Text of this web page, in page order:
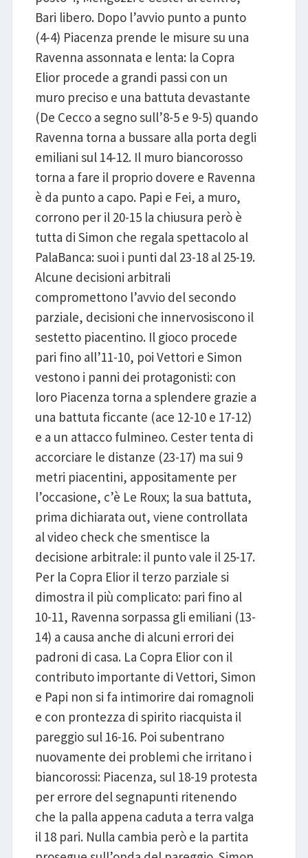
Bari libero. Dopo l’avvio punto a punto
(4-4) Piacenza prende le misure su una
Ravenna assonnata e lenta: la Copra
Elior procede a grandi passi con un
muro preciso e una battuta devastante
(De Cecco a segno sull’8-5 e 9-5) quando
Ravenna torna a bussare alla porta degli
emiliani sul 14-12. Il muro biancorosso
torna a fare il proprio dovere e Ravenna
è da punto a capo. Papi e Fei, a muro,
corrono per il 20-15 la chiusura però è
tutta di Simon che regala spettacolo al
PalaBanca: suoi i punti dal 23-18 al 25-19.
Alcune decisioni arbitrali
compromettono l’avvio del secondo
parziale, decisioni che innervosiscono il
sestetto piacentino. Il gioco procede
pari fino all’11-10, poi Vettori e Simon
vestono i panni dei protagonisti: con
loro Piacenza torna a splendere grazie a
una battuta ficcante (ace 12-10 e 17-12)
e a un attacco fulmineo. Cester tenta di
accorciare le distanze (23-17) ma sui 9
metri piacentini, appositamente per
l’occasione, c’è Le Roux; la sua battuta,
prima dichiarata out, viene controllata
al video check che smentisce la
decisione arbitrale: il punto vale il 25-17.
Per la Copra Elior il terzo parziale si
dimostra il più complicato: pari fino al
10-11, Ravenna sorpassa gli emiliani (13-
14) a causa anche di alcuni errori dei
padroni di casa. La Copra Elior con il
contributo importante di Vettori, Simon
e Papi non si fa intimorire dai romagnoli
e con prontezza di spirito riacquista il
pareggio sul 16-16. Poi subentrano
nuovamente dei problemi che irritano i
biancorossi: Piacenza, sul 18-19 protesta
per errore del segnapunti ritenendo
che la palla appena caduta a terra valga
il 18 pari. Nulla cambia però e la partita